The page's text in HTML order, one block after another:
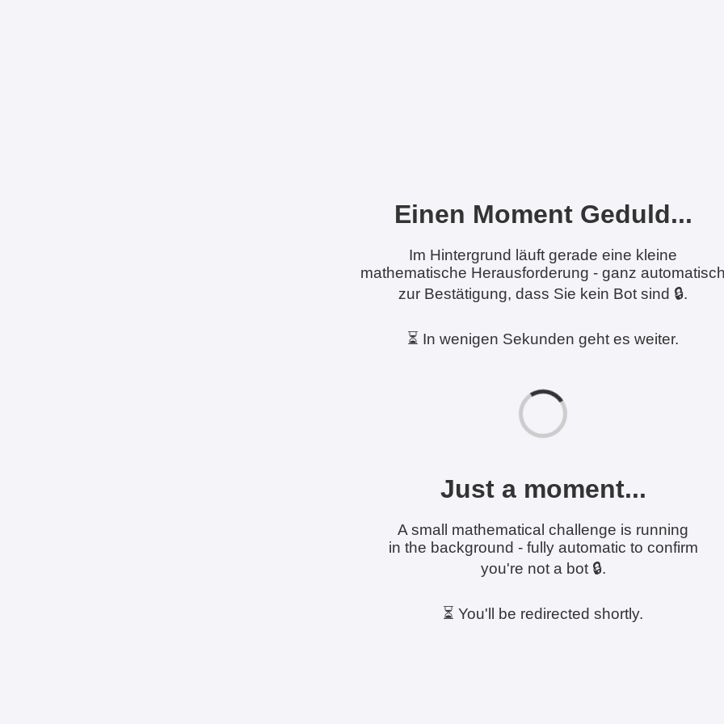
Einen Moment Geduld...
Im Hintergrund läuft gerade eine kleine
mathematische Herausforderung - ganz
zur Bestätigung, dass Sie kein Bot sind 🔒.
⏳ In wenigen Sekunden geht es weiter.
Just a moment...
A small mathematical challenge is running
in the background - fully automatic to confirm
you're not a bot 🔒.
⏳ You'll be redirected shortly.